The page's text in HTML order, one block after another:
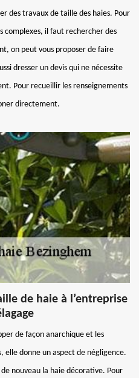
des travaux de taille des haies. Pour
complexes, il faut rechercher des
on peut vous proposer de faire
dresser un devis qui ne nécessite
Pour recueillir les renseignements
directement.
de haie à l’entreprise
de façon anarchique et les
elle donne un aspect de négligence.
nouveau la haie décorative. Pour